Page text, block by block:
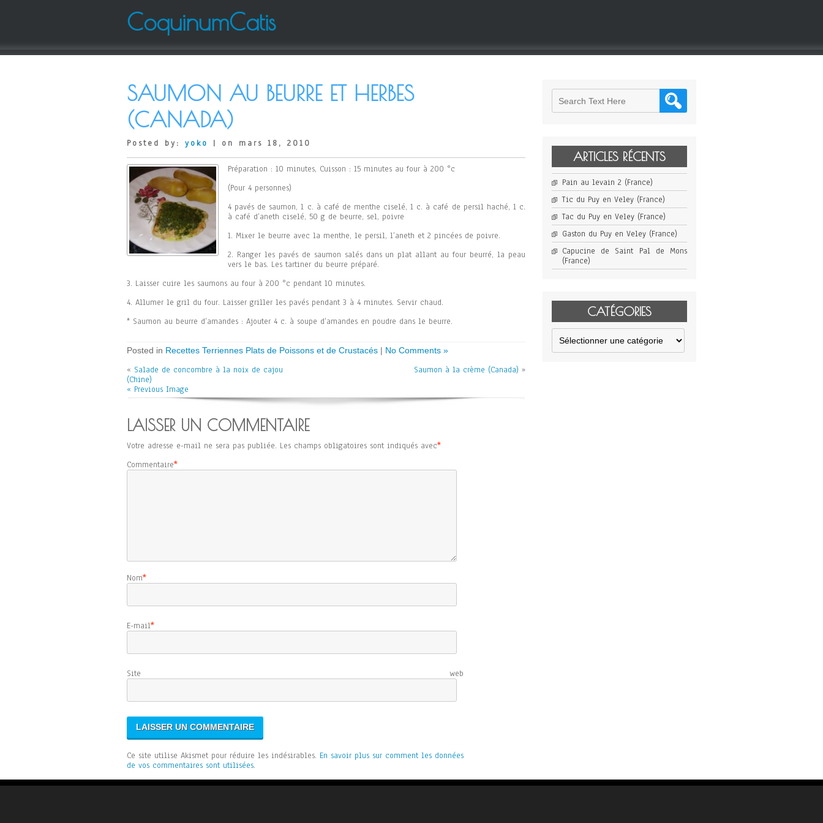
CoquinumCatis
SAUMON AU BEURRE ET HERBES
(CANADA)
Posted by: yoko | on mars 18, 2010
Préparation : 10 minutes, Cuisson : 15 minutes au four à 200 °c
(Pour 4 personnes)
4 pavés de saumon, 1 c. à café de menthe ciselé, 1 c. à café de persil haché, 1 c.
à café d’aneth ciselé, 50 g de beurre, sel, poivre
1. Mixer le beurre avec la menthe, le persil, l’aneth et 2 pincées de poivre.
2. Ranger les pavés de saumon salés dans un plat allant au four beurré, la peau
vers le bas. Les tartiner du beurre préparé.
3. Laisser cuire les saumons au four à 200 °c pendant 10 minutes.
4. Allumer le gril du four. Laisser griller les pavés pendant 3 à 4 minutes. Servir chaud.
* Saumon au beurre d’amandes : Ajouter 4 c. à soupe d’amandes en poudre dans le beurre.
Posted in Recettes Terriennes Plats de Poissons et de Crustacés | No Comments »
« Salade de concombre à la noix de cajou
(Chine)
Saumon à la crème (Canada) »
« Previous Image
LAISSER UN COMMENTAIRE
Votre adresse e-mail ne sera pas publiée. Les champs obligatoires sont indiqués avec*
Commentaire*
Nom*
E-mail*
Site web
Ce site utilise Akismet pour réduire les indésirables. En savoir plus sur comment les données
de vos commentaires sont utilisées.
ARTICLES RÉCENTS
Pain au levain 2 (France)
Tic du Puy en Veley (France)
Tac du Puy en Veley (France)
Gaston du Puy en Veley (France)
Capucine de Saint Pal de Mons
(France)
CATÉGORIES
Catégories